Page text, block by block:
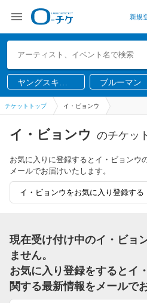
新規
ヤングスキニ
ー
ブルーマン
チケットトップ イ・ビョンウ
イ・ビョンウ のチケッ
お気に入りに登録するとイ・ビョンウ
メールでお届けいたします。
イ・ビョンウをお気に入り登録する
現在受け付け中のイ・ビョ
ません。
お気に入り登録をするとイ
関する最新情報をメールで